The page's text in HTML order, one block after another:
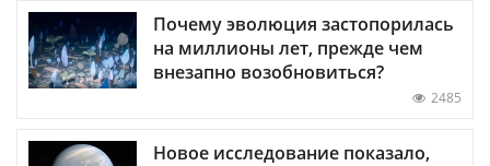
Почему эволюция застопорилась
на миллионы лет, прежде чем
внезапно возобновиться?
2485
Новое исследование показало,